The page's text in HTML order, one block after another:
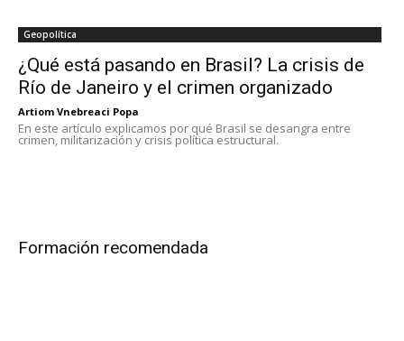
Geopolítica
¿Qué está pasando en Brasil? La crisis de
Río de Janeiro y el crimen organizado
Artiom Vnebreaci Popa
En este artículo explicamos por qué Brasil se desangra entre
crimen, militarización y crisis política estructural.
Formación recomendada